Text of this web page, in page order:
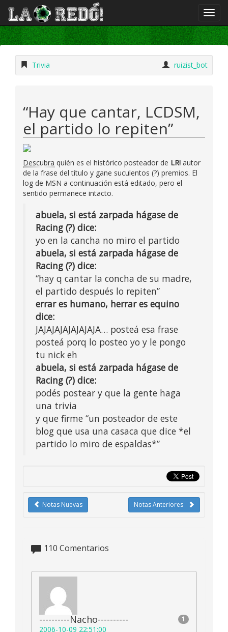
Trivia ruizist_bot
“Hay que cantar, LCDSM,
el partido lo repiten”
Descubra quién es el histórico posteador de LR! autor
de la frase del título y gane suculentos (?) premios. El
log de MSN a continuación está editado, pero el
sentido permanece intacto.
abuela, si está zarpada hágase de
Racing (?) dice:
yo en la cancha no miro el partido
abuela, si está zarpada hágase de
Racing (?) dice:
“hay q cantar la concha de su madre,
el partido después lo repiten”
errar es humano, herrar es equino
dice:
JAJAJAJAJAJAJAJA… posteá esa frase
posteá porq lo posteo yo y le pongo
tu nick eh
abuela, si está zarpada hágase de
Racing (?) dice:
podés postear y que la gente haga
una trivia
y que firme “un posteador de este
blog que usa una casaca que dice *el
partido lo miro de espaldas*”
Notas Anteriores
Notas Nuevas
110 Comentarios
1
----------Nacho----------
2006-10-09 22:51:00